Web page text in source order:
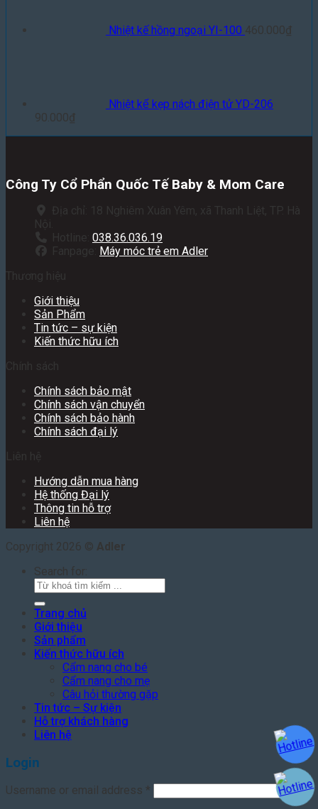
Nhiệt kế hồng ngoại YI-100 460.000₫
Nhiệt kế kẹp nách điện tử YD-206
90.000₫
Công Ty Cổ Phẩn Quốc Tế Baby & Mom Care
Địa chỉ: 18 Nghiêm Xuân Yêm, xã Thanh Liệt, TP. Hà
Nội.
Hotline: 038.36.036.19
Fanpage: Máy móc trẻ em Adler
Thương hiệu
Giới thiệu
Sản Phẩm
Tin tức – sự kiện
Kiến thức hữu ích
Chính sách
Chính sách bảo mật
Chính sách vận chuyển
Chính sách bảo hành
Chính sách đại lý
Liên hệ
Hướng dẫn mua hàng
Hệ thống Đại lý
Thông tin hỗ trợ
Liên hệ
Copyright 2026 © Adler
Search for:
Trang chủ
Giới thiệu
Sản phẩm
Kiến thức hữu ích
Cẩm nang cho bé
Cẩm nang cho mẹ
Câu hỏi thường gặp
Tin tức – Sự kiện
Hỗ trợ khách hàng
Liên hệ
Login
Username or email address *